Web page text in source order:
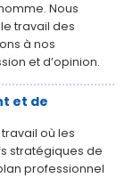
Nous
travail des
à nos
et d’opinion.
et de
où les
stratégiques de
professionnel